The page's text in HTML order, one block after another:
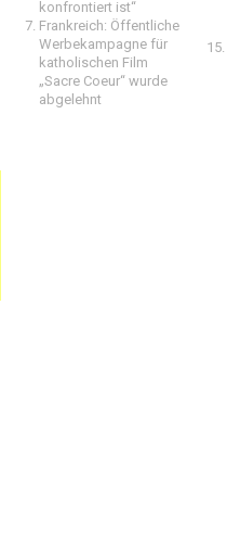
konfrontiert ist“
Frankreich: Öffentliche
Werbekampagne für
katholischen Film
„Sacre Coeur“ wurde
abgelehnt